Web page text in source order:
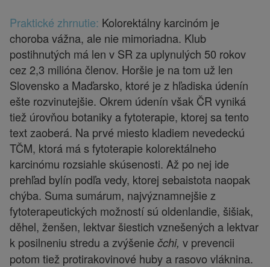
Praktické zhrnutie: Kolorektálny karcinóm je
choroba vážna, ale nie mimoriadna. Klub
postihnutých má len v SR za uplynulých 50 rokov
cez 2,3 milióna členov. Horšie je na tom už len
Slovensko a Maďarsko, ktoré je z hľadiska údenín
ešte rozvinutejšie. Okrem údenín však ČR vyniká
tiež úrovňou botaniky a fytoterapie, ktorej sa tento
text zaoberá. Na prvé miesto kladiem nevedeckú
TČM, ktorá má s fytoterapie kolorektálneho
karcinómu rozsiahle skúsenosti. Až po nej ide
prehľad bylín podľa vedy, ktorej sebaistota naopak
chýba. Suma sumárum, najvýznamnejšie z
fytoterapeutických možností sú oldenlandie, šišiak,
děhel, ženšen, lektvar šiestich vznešených a lektvar
k posilneniu stredu a zvýšenie čchi, v prevencii
potom tiež protirakovinové huby a rasovo vláknina.